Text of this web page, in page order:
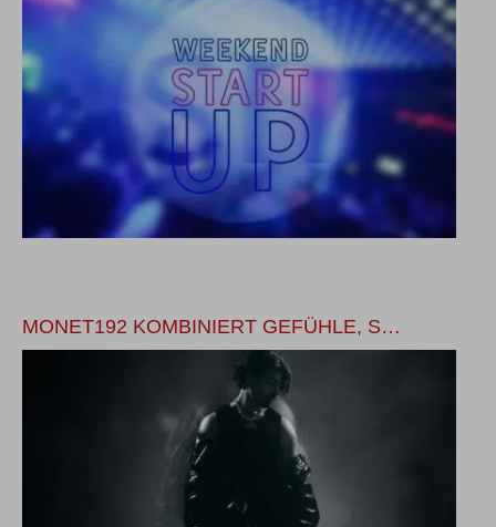
MONET192 KOMBINIERT GEFÜHLE, S…